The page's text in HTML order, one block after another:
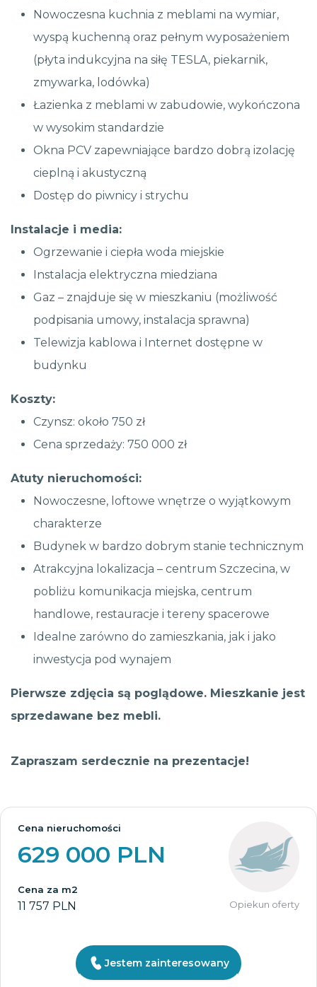
Nowoczesna kuchnia z meblami na wymiar,
wyspą kuchenną oraz pełnym wyposażeniem
(płyta indukcyjna na siłę TESLA, piekarnik,
zmywarka, lodówka)
Łazienka z meblami w zabudowie, wykończona
w wysokim standardzie
Okna PCV zapewniające bardzo dobrą izolację
cieplną i akustyczną
Dostęp do piwnicy i strychu
Instalacje i media:
Ogrzewanie i ciepła woda miejskie
Instalacja elektryczna miedziana
Gaz – znajduje się w mieszkaniu (możliwość
podpisania umowy, instalacja sprawna)
Telewizja kablowa i Internet dostępne w
budynku
Koszty:
Czynsz: około 750 zł
Cena sprzedaży: 750 000 zł
Atuty nieruchomości:
Nowoczesne, loftowe wnętrze o wyjątkowym
charakterze
Budynek w bardzo dobrym stanie technicznym
Atrakcyjna lokalizacja – centrum Szczecina, w
pobliżu komunikacja miejska, centrum
handlowe, restauracje i tereny spacerowe
Idealne zarówno do zamieszkania, jak i jako
inwestycja pod wynajem
Pierwsze zdjęcia są poglądowe. Mieszkanie jest
sprzedawane bez mebli.
Zapraszam serdecznie na prezentacje!
Cena nieruchomości
629 000 PLN
Cena za m2
11 757 PLN Opiekun oferty
Jestem zainteresowany